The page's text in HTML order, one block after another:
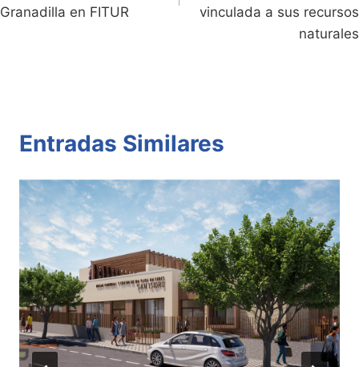
Granadilla en FITUR
vinculada a sus recursos
naturales
Entradas Similares